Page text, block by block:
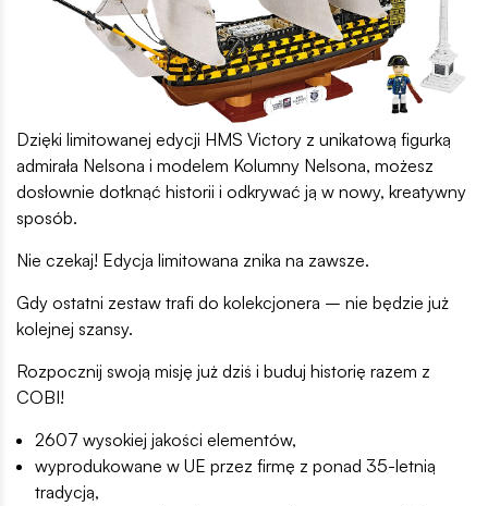
Dzięki limitowanej edycji HMS Victory z unikatową figurką
admirała Nelsona i modelem Kolumny Nelsona, możesz
dosłownie dotknąć historii i odkrywać ją w nowy, kreatywny
sposób.
Nie czekaj! Edycja limitowana znika na zawsze.
Gdy ostatni zestaw trafi do kolekcjonera – nie będzie już
kolejnej szansy.
Rozpocznij swoją misję już dziś i buduj historię razem z
COBI!
2607 wysokiej jakości elementów,
wyprodukowane w UE przez firmę z ponad 35-letnią
tradycją,